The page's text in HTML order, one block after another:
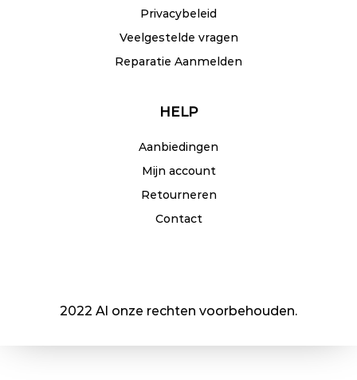
Privacybeleid
Veelgestelde vragen
Reparatie Aanmelden
HELP
Aanbiedingen
Mijn account
Retourneren
Contact
2022 Al onze rechten voorbehouden.